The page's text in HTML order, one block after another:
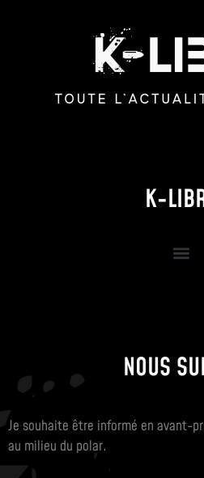
K-
NOUS
Je souhaite être informé en avant-
au milieu du polar.